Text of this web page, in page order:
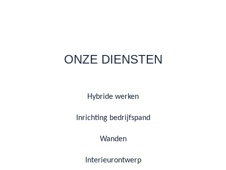
ONZE DIENSTEN
Hybride werken
Inrichting bedrijfspand
Wanden
Interieurontwerp